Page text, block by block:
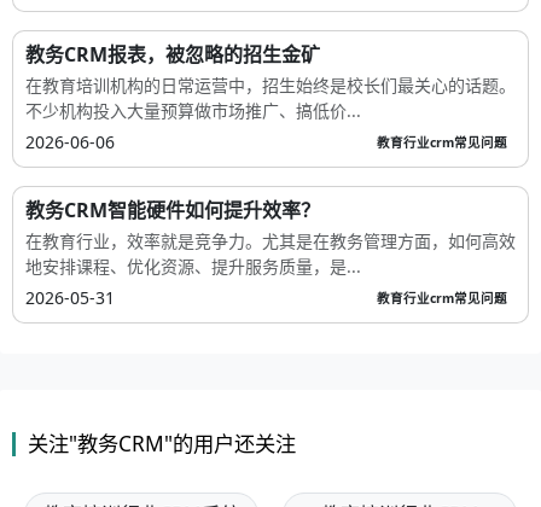
教务CRM报表，被忽略的招生金矿
在教育培训机构的日常运营中，招生始终是校长们最关心的话题。
不少机构投入大量预算做市场推广、搞低价...
2026-06-06
教育行业crm常见问题
教务CRM智能硬件如何提升效率？
在教育行业，效率就是竞争力。尤其是在教务管理方面，如何高效
地安排课程、优化资源、提升服务质量，是...
2026-05-31
教育行业crm常见问题
关注"教务CRM"的用户还关注